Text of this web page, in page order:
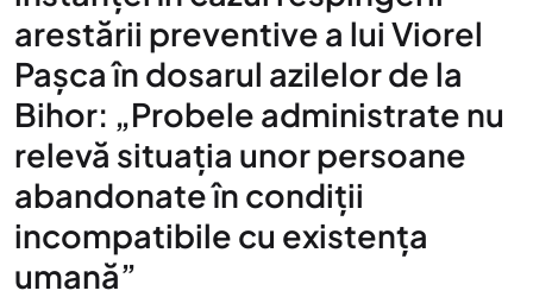
arestării preventive a lui Viorel
Pașca în dosarul azilelor de la
Bihor: „Probele administrate nu
relevă situația unor persoane
abandonate în condiții
incompatibile cu existența
umană”